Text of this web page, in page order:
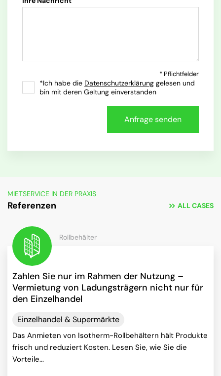
* Pflichtfelder
*Ich habe die Datenschutzerklärung gelesen und
bin mit deren Geltung einverstanden
MIETSERVICE IN DER PRAXIS
Referenzen ALL CASES
Zahlen Sie nur im Rahmen der Nutzung –
Vermietung von Ladungsträgern nicht nur für
den Einzelhandel
Rollbehälter
Einzelhandel & Supermärkte
Das Anmieten von Isotherm-Rollbehältern hält Produkte
frisch und reduziert Kosten. Lesen Sie, wie Sie die
Vorteile...